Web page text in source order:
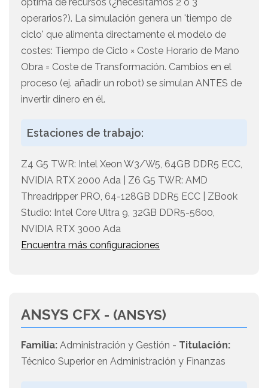
operarios?). La simulación genera un 'tiempo de
ciclo' que alimenta directamente el modelo de
costes: Tiempo de Ciclo × Coste Horario de Mano
Obra = Coste de Transformación. Cambios en el
proceso (ej. añadir un robot) se simulan ANTES de
invertir dinero en él.
Estaciones de trabajo:
Z4 G5 TWR: Intel Xeon W3/W5, 64GB DDR5 ECC,
NVIDIA RTX 2000 Ada | Z6 G5 TWR: AMD
Threadripper PRO, 64-128GB DDR5 ECC | ZBook
Studio: Intel Core Ultra 9, 32GB DDR5-5600,
NVIDIA RTX 3000 Ada
Encuentra más configuraciones
ANSYS CFX - (ANSYS)
Familia: Administración y Gestión - Titulación:
Técnico Superior en Administración y Finanzas